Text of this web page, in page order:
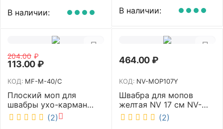
В наличии:
В наличии:
204.00 ₽
113.00₽
КОД: MF-M-40/C
Плоский моп для
швабры ухо-карман
белый 40 см NV MF-M-
40/C
(2)
464.00₽
КОД: NV-MOP107Y
Швабра для мопов
желтая NV 17 см NV-
MOP107Y (2)